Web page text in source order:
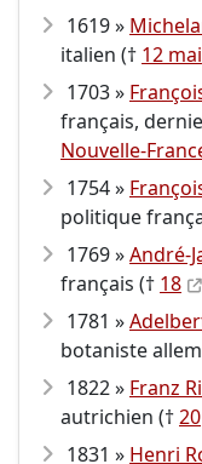
1619 »
italien († 12 mai
1703 »
français,
Nouvelle-
1754 »
politique
1769 »André-
français († 18
1781 »
botaniste
1822 » Franz
autrichien (†20
1831 » Henri